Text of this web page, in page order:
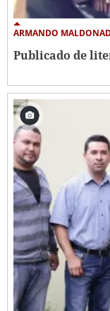
ARMANDO
Publicado de